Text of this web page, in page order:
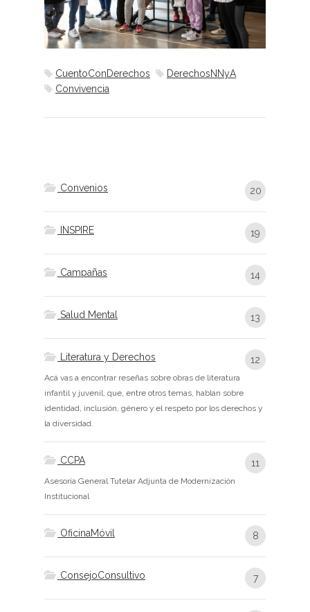
CuentoConDerechos
DerechosNNyA
Convivencia
Convenios 20
INSPIRE 19
Campañas 14
Salud Mental 13
Literatura y Derechos 12
Acá vas a encontrar reseñas sobre obras de literatura
infantil y juvenil, que, entre otros temas, hablan sobre
identidad, inclusión, género y el respeto por los derechos y
la diversidad.
CCPA 11
Asesoría General Tutelar Adjunta de Modernización
Institucional
OficinaMóvil 8
ConsejoConsultivo 7